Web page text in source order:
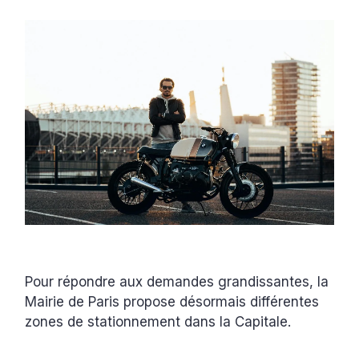
Pour répondre aux demandes grandissantes, la
Mairie de Paris propose désormais différentes
zones de stationnement dans la Capitale.